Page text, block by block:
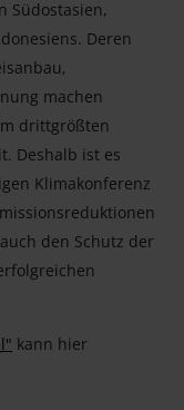
Südostasien,
Deren
machen
drittgrößten
Deshalb ist es
Klimakonferenz
den Schutz der
kann hier